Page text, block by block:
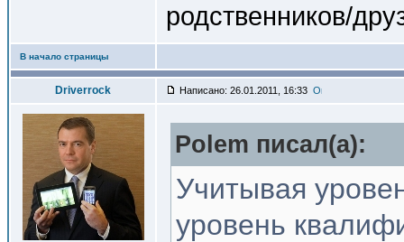
родственников/
В начало страницы
Driverrock Написано: 26.01.2011, 16:33
Polem писал(a):
Учитывая
уровень